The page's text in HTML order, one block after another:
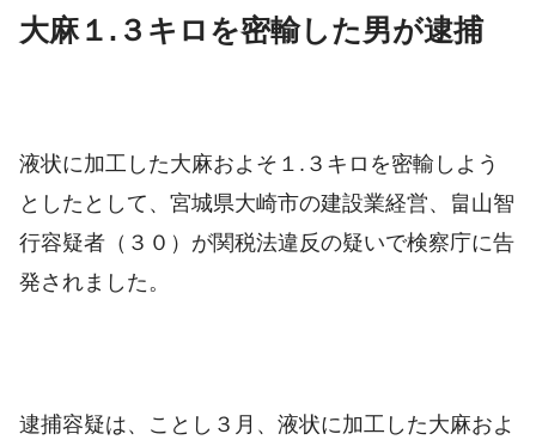
大麻１.３キロを密輸した男が逮捕
液状に加工した大麻およそ１.３キロを密輸しよう
としたとして、宮城県大崎市の建設業経営、畠山智
行容疑者（３０）が関税法違反の疑いで検察庁に告
発されました。
逮捕容疑は、ことし３月、液状に加工した大麻およ